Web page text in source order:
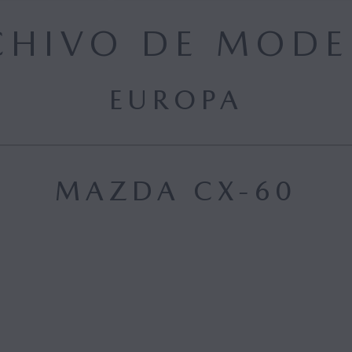
DE
EUROPA
MAZDA CX-60